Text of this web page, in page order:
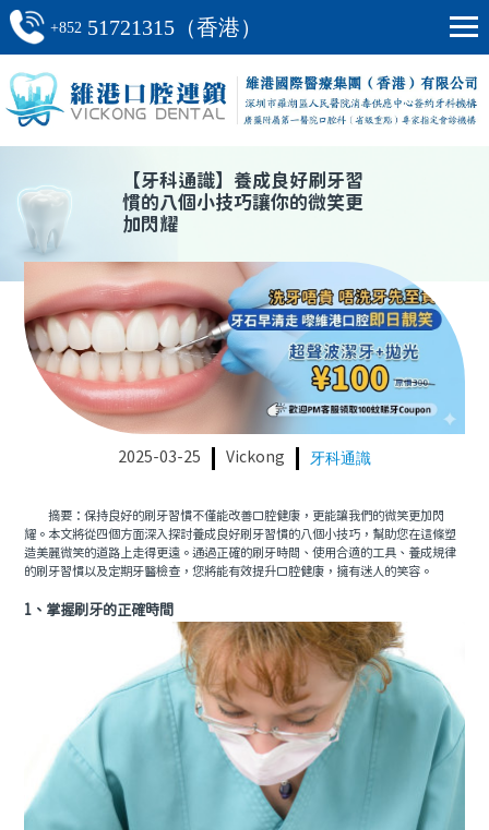
+852 51721315（香港）
【牙科通識】 養成良好刷牙習
慣的八個小技巧讓你的微笑更
加閃耀
2025-03-25 Vickong 牙科通識
摘要：保持良好的刷牙習慣不僅能改善口腔健康，更能讓我們的微笑更加閃
耀。本文將從四個方面深入探討養成良好刷牙習慣的八個小技巧，幫助您在這條塑
造美麗微笑的道路上走得更遠。通過正確的刷牙時間、使用合適的工具、養成規律
的刷牙習慣以及定期牙醫檢查，您將能有效提升口腔健康，擁有迷人的笑容。
1、掌握刷牙的正確時間